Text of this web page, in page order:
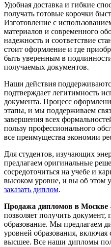
Удобная доставка и гибкие
получать готовые корочки
Изготовление с
материалов и современного
надежность и соответствие
стоит оформление и где
быть уверенным в
получаемых документов.
Наши действия
подтверждает легитимность
документа. Процесс
этапы, и мы поддерживаем
завершения всех
пользу профессионального
все преимущества экономии
Для студентов, изучающих
предлагаем оригинальные
сосредоточиться на учебе и
высоком уровне, и вы об этом
заказать диплом.
Продажа дипломов в Москве
позволяет получить
образование. Мы предлагаем
уровней образования, включая
высшее. Все наши дипломы